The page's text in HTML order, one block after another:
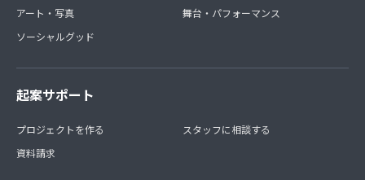
アート・写真
ソーシャルグッド
舞台・パフォーマンス
起案サポート
プロジェクトを作る
資料請求
スタッフに相談する